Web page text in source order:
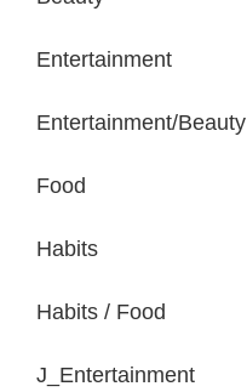
Entertainment
Entertainment/Beauty
Food
Habits
Habits / Food
J_Entertainment